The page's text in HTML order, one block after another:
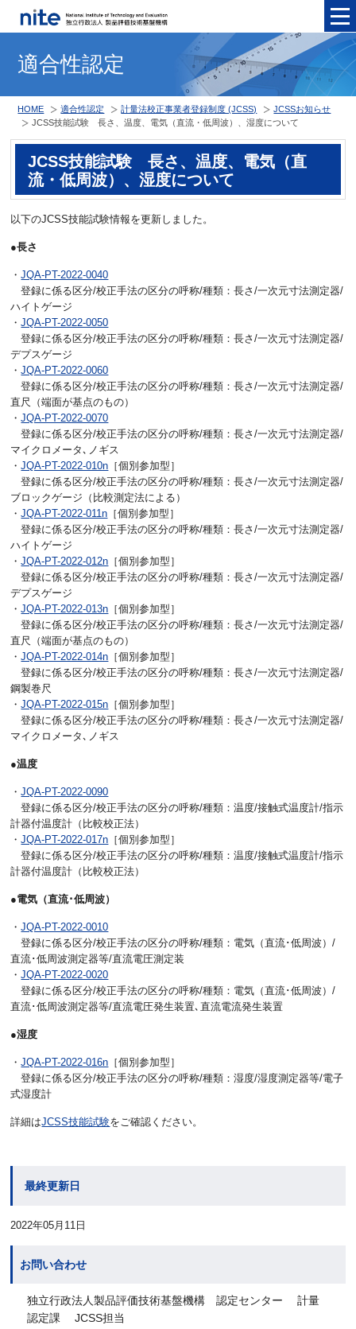
適合性認定
HOME 適合性認定 計量法校正事業者登録制度 (JCSS)
JCSSお知らせ
JCSS技能試験 長さ、温度、電気（直流・低周波）、湿度について
JCSS技能試験 長さ、温度、電気（直
流・低周波）、湿度について
以下のJCSS技能試験情報を更新しました。
●長さ
・JQA-PT-2022-0040
登録に係る区分/校正手法の区分の呼称/種類：長さ/一次元寸法測定器/
ハイトゲージ
・JQA-PT-2022-0050
登録に係る区分/校正手法の区分の呼称/種類：長さ/一次元寸法測定器/
デプスゲージ
・JQA-PT-2022-0060
登録に係る区分/校正手法の区分の呼称/種類：長さ/一次元寸法測定器/
直尺（端面が基点のもの）
・JQA-PT-2022-0070
登録に係る区分/校正手法の区分の呼称/種類：長さ/一次元寸法測定器/
マイクロメータ､ノギス
・JQA-PT-2022-010n ［個別参加型］
登録に係る区分/校正手法の区分の呼称/種類：長さ/一次元寸法測定器/
ブロックゲージ（比較測定法による）
・JQA-PT-2022-011n ［個別参加型］
登録に係る区分/校正手法の区分の呼称/種類：長さ/一次元寸法測定器/
ハイトゲージ
・JQA-PT-2022-012n ［個別参加型］
登録に係る区分/校正手法の区分の呼称/種類：長さ/一次元寸法測定器/
デプスゲージ
・JQA-PT-2022-013n ［個別参加型］
登録に係る区分/校正手法の区分の呼称/種類：長さ/一次元寸法測定器/
直尺（端面が基点のもの）
・JQA-PT-2022-014n ［個別参加型］
登録に係る区分/校正手法の区分の呼称/種類：長さ/一次元寸法測定器/
鋼製巻尺
・JQA-PT-2022-015n ［個別参加型］
登録に係る区分/校正手法の区分の呼称/種類：長さ/一次元寸法測定器/
マイクロメータ､ノギス
●温度
・JQA-PT-2022-0090
登録に係る区分/校正手法の区分の呼称/種類：温度/接触式温度計/指示
計器付温度計（比較校正法）
・JQA-PT-2022-017n ［個別参加型］
登録に係る区分/校正手法の区分の呼称/種類：温度/接触式温度計/指示
計器付温度計（比較校正法）
●電気（直流･低周波）
・JQA-PT-2022-0010
登録に係る区分/校正手法の区分の呼称/種類：電気（直流･低周波）/
直流･低周波測定器等/直流電圧測定装
・JQA-PT-2022-0020
登録に係る区分/校正手法の区分の呼称/種類：電気（直流･低周波）/
直流･低周波測定器等/直流電圧発生装置､直流電流発生装置
●湿度
・JQA-PT-2022-016n ［個別参加型］
登録に係る区分/校正手法の区分の呼称/種類：湿度/湿度測定器等/電子
式湿度計
詳細はJCSS技能試験をご確認ください。
最終更新日
2022年05月11日
お問い合わせ
独立行政法人製品評価技術基盤機構 認定センター 計量
認定課 JCSS担当